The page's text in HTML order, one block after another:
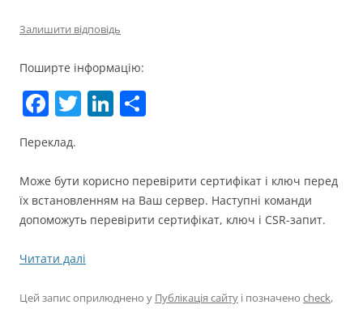
Залишити відповідь
Поширте інформацію:
F
c
e
b
o
o
T
er
Li
e
dI
n
л
и
т
Переклад.
Може бути корисно перевірити сертифікат і ключ перед
їх встановленням на Ваш сервер. Наступні команди
допоможуть перевірити сертифікат, ключ і CSR-запит.
Читати далі
Цей запис оприлюднено у Публікація сайту і позначено check,